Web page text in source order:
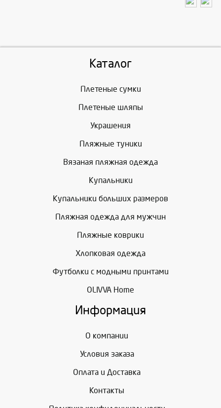
Каталог
Плетеные сумки
Плетеные шляпы
Украшения
Пляжные туники
Вязаная пляжная одежда
Купальники
Купальники больших размеров
Пляжная одежда для мужчин
Пляжные коврики
Хлопковая одежда
Футболки с модными принтами
OLIVVA Home
Информация
О компании
Условия заказа
Оплата и Доставка
Контакты